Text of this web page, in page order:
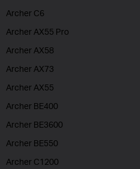
Archer C6
Archer AX55 Pro
Archer AX58
Archer AX73
Archer AX55
Archer BE400
Archer BE3600
Archer BE550
Archer C1200